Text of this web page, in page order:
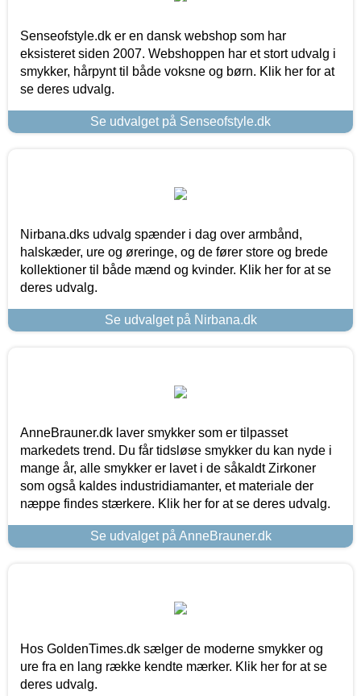
Senseofstyle.dk er en dansk webshop som har
eksisteret siden 2007. Webshoppen har et stort udvalg i
smykker, hårpynt til både voksne og børn. Klik her for at
se deres udvalg.
Se udvalget på Senseofstyle.dk
Nirbana.dks udvalg spænder i dag over armbånd,
halskæder, ure og øreringe, og de fører store og brede
kollektioner til både mænd og kvinder. Klik her for at se
deres udvalg.
Se udvalget på Nirbana.dk
AnneBrauner.dk laver smykker som er tilpasset
markedets trend. Du får tidsløse smykker du kan nyde i
mange år, alle smykker er lavet i de såkaldt Zirkoner
som også kaldes industridiamanter, et materiale der
næppe findes stærkere. Klik her for at se deres udvalg.
Se udvalget på AnneBrauner.dk
Hos GoldenTimes.dk sælger de moderne smykker og
ure fra en lang række kendte mærker. Klik her for at se
deres udvalg.